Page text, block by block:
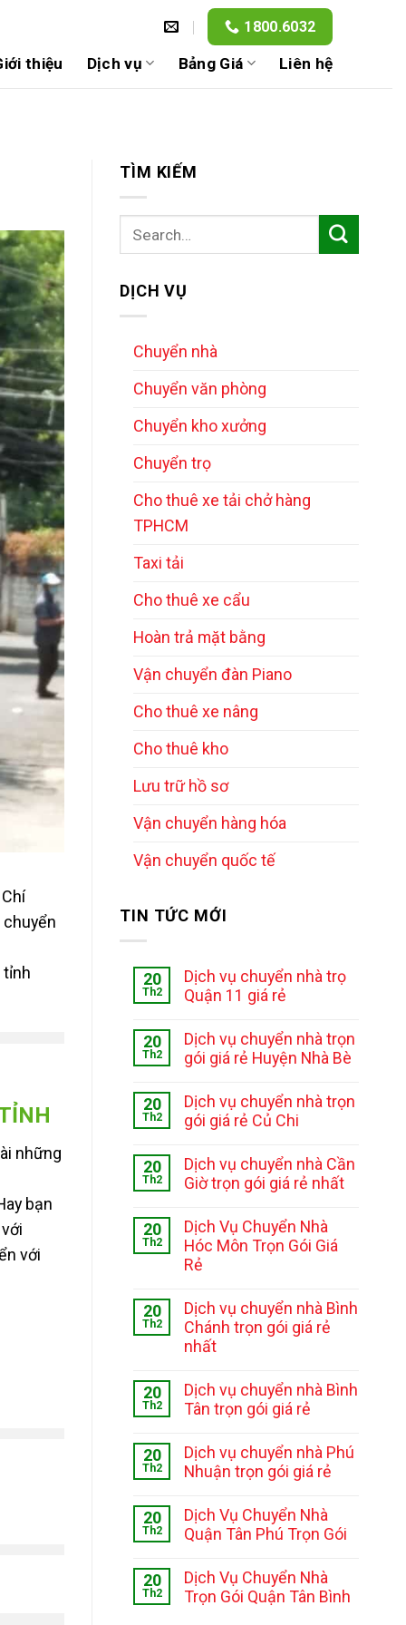
1800.6032
thiệu Dịch vụ Bảng Giá Liên hệ
những
bạn
với
TÌM KIẾM
DỊCH VỤ
Chuyển nhà
Chuyển văn phòng
Chuyển kho xưởng
Chuyển trọ
Cho thuê xe tải chở hàng
TPHCM
Taxi tải
Cho thuê xe cẩu
Hoàn trả mặt bằng
Vận chuyển đàn Piano
Cho thuê xe nâng
Cho thuê kho
Lưu trữ hồ sơ
Vận chuyển hàng hóa
Vận chuyển quốc tế
TIN TỨC MỚI
20
Th2
Dịch vụ chuyển nhà trọ
Quận 11 giá rẻ
20
Th2
Dịch vụ chuyển nhà trọn
gói giá rẻ Huyện Nhà Bè
20
Th2
Dịch vụ chuyển nhà trọn
gói giá rẻ Củ Chi
20
Th2
Dịch vụ chuyển nhà Cần
Giờ trọn gói giá rẻ nhất
20
Th2
Dịch Vụ Chuyển Nhà
Hóc Môn Trọn Gói Giá
Rẻ
20
Th2
Dịch vụ chuyển nhà Bình
Chánh trọn gói giá rẻ
nhất
20
Th2
Dịch vụ chuyển nhà Bình
Tân trọn gói giá rẻ
20
Th2
Dịch vụ chuyển nhà Phú
Nhuận trọn gói giá rẻ
20
Th2
Dịch Vụ Chuyển Nhà
Quận Tân Phú Trọn Gói
20
Th2
Dịch Vụ Chuyển Nhà
Trọn Gói Quận Tân Bình